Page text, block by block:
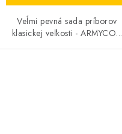
Veĺmi pevná sada príborov
klasickej veľkosti - ARMYCO...